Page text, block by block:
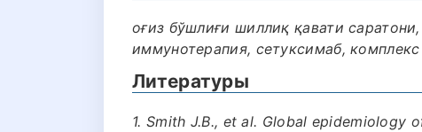
оғиз бўшлиғи шиллиқ қавати
иммунотерапия, сетуксимаб,
Литературы
1. Smith J.B., et al. Global epidemiology